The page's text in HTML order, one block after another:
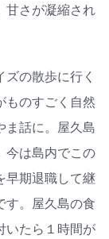
甘さが凝縮され
の散歩に行く
ものすごく自然
ま話に。屋久島
今は島内でこの
早期退職して継
す。屋久島の食
いたら１時間が